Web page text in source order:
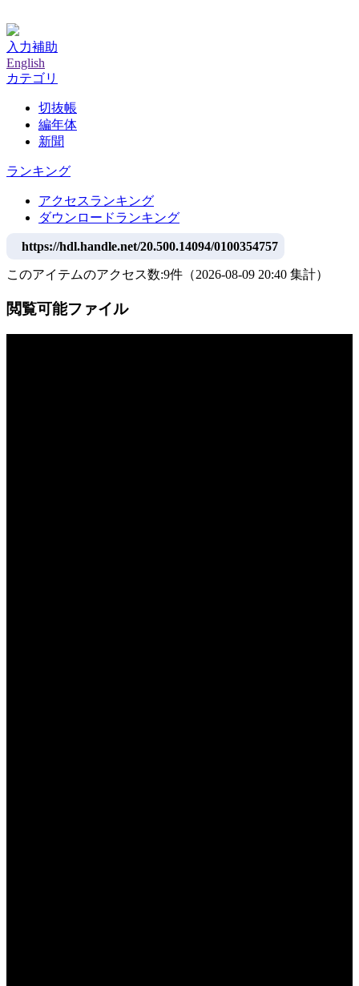
入力補助
English
カテゴリ
切抜帳
編年体
新聞
ランキング
アクセスランキング
ダウンロードランキング
https://hdl.handle.net/20.500.14094/0100354757
このアイテムのアクセス数:9件 （2026-08-09 20:40 集計）
閲覧可能ファイル